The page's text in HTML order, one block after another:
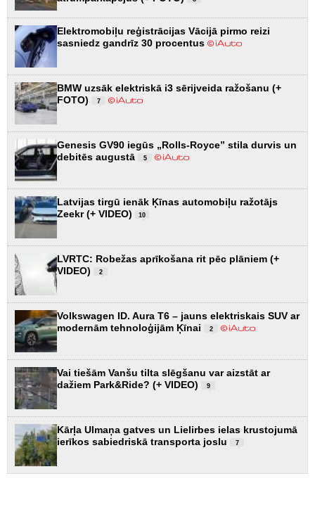
Elektromobiļu reģistrācijas Vācijā pirmo reizi
sasniedz gandrīz 30 procentus
BMW uzsāk elektriskā i3 sērijveida ražošanu (+
FOTO)
7
Genesis GV90 iegūs „Rolls-Royce” stila durvis un
debitēs augustā
5
Latvijas tirgū ienāk Ķīnas automobiļu ražotājs
Zeekr (+ VIDEO)
10
LVRTC: Robežas aprīkošana rit pēc plāniem (+
VIDEO)
2
Volkswagen ID. Aura T6 – jauns elektriskais SUV ar
modernām tehnoloģijām Ķīnai
2
Vai tiešām Vanšu tilta slēgšanu var aizstāt ar
dažiem Park&Ride? (+ VIDEO)
9
Kārļa Ulmaņa gatves un Lielirbes ielas krustojumā
ierīkos sabiedriskā transporta joslu
7